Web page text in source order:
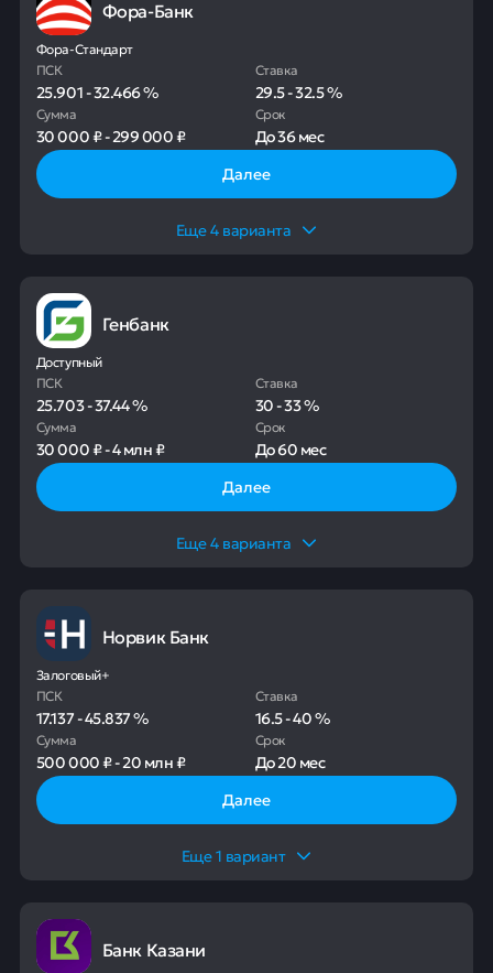
Фора-Банк
Фора-Стандарт
ПСК
25.901-32.466%
Ставка
29.5-32.5%
Сумма
30 000 ₽-299 000 ₽
Срок
До36 мес
Далее
Еще4 варианта
Генбанк
Доступный
ПСК
25.703-37.44%
Ставка
30-33%
Сумма
30 000 ₽-4 млн ₽
Срок
До60 мес
Далее
Еще4 варианта
Норвик Банк
Залоговый+
ПСК
17.137-45.837%
Ставка
16.5-40%
Сумма
500 000 ₽-20 млн ₽
Срок
До20 мес
Далее
Еще1 вариант
Банк Казани